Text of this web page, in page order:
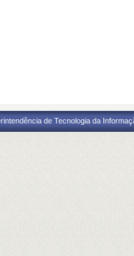
de Tecnologia da